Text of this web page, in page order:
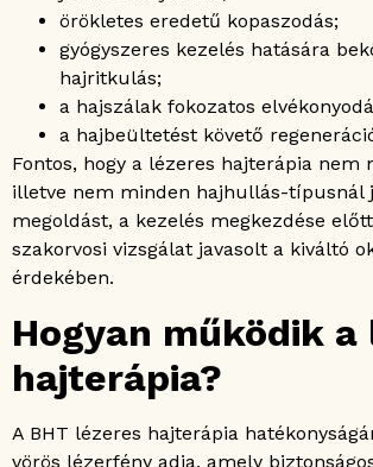
örökletes eredetű kopaszodás;
gyógyszeres kezelés hatására
hajritkulás;
a hajszálak fokozatos
a hajbeültetést követő
Fontos, hogy a lézeres hajterápia nem
illetve nem minden hajhullás-típusnál
megoldást, a kezelés megkezdése
szakorvosi vizsgálat javasolt a kiváltó
érdekében.
Hogyan működik a
hajterápia?
A BHT lézeres hajterápia
vörös lézerfény adja, amely